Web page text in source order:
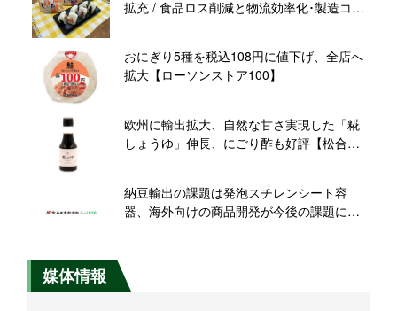
拡充 / 食品ロス削減と物流効率化･製造コス
おにぎり5種を税込108円に値下げ、全店へ
拡大【ローソンストア100】
欧州に輸出拡大、自然な甘さ実現した「糀
しょうゆ」伸長、にごり酢も好評【松合食
納豆輸出の課題は発泡スチレンシート容
器、海外向けの商品開発が今後の課題に
媒体情報